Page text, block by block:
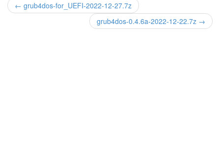
← grub4dos-for_UEFI-2022-12-27.7z
grub4dos-0.4.6a-2022-12-22.7z →